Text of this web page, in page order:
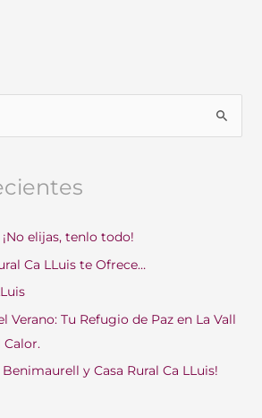
elijas, tenlo todo!
Ca LLuis te Ofrece…
Verano: Tu Refugio de Paz en La Vall
Calor.
Benimaurell y Casa Rural Ca LLuis!